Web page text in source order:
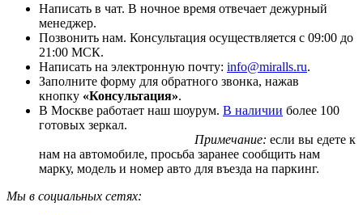
Написать в чат. В ночное время отвечает дежурный
менеджер.
Позвонить нам. Консультация осуществляется с 09:00 до
21:00 МСК.
Написать на электронную почту: info@miralls.ru.
Заполните форму для обратного звонка, нажав
кнопку «Консультация».
В Москве работает наш шоурум. В наличии более 100
готовых зеркал.
Примечание: если вы едете к
нам на автомобиле, просьба заранее сообщить нам
марку, модель и номер авто для въезда на паркинг.
Мы в социальных сетях: